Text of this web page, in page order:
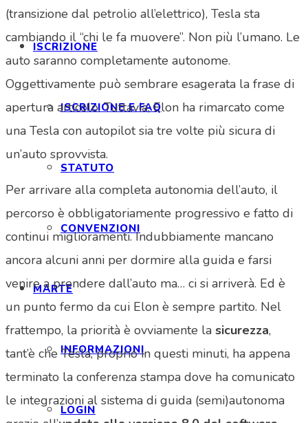
ISCRIZIONE
ISCRIZIONE E FAQ
STATUTO
CONVENZIONI
MARTE
INFORMAZIONI
LOGIN
(transizione dal petrolio all’elettrico), Tesla sta
cambiando il “chi le fa muovere”. Non più l’umano. Le
auto saranno completamente autonome.
Oggettivamente può sembrare esagerata la frase di
apertura articolo. Tuttavia, Elon ha rimarcato come
una Tesla con autopilot sia tre volte più sicura di
un’auto sprovvista.
Per arrivare alla completa autonomia dell’auto, il
percorso è obbligatoriamente progressivo e fatto di
continui miglioramenti. Indubbiamente mancano
ancora alcuni anni per dormire alla guida e farsi
venire a prendere dall’auto ma… ci si arriverà. Ed è
un punto fermo da cui Elon è sempre partito. Nel
frattempo, la priorità è ovviamente la sicurezza,
tant’è che Tesla, proprio in questi minuti, ha appena
terminato la conferenza stampa dove ha comunicato
le integrazioni al sistema di guida (semi)autonoma